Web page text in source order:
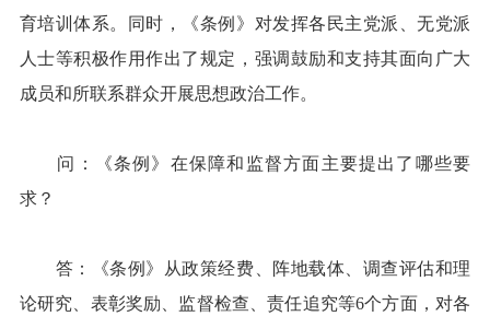
育培训体系。同时，《条例》对发挥各民主党派、无党派
人士等积极作用作出了规定，强调鼓励和支持其面向广大
成员和所联系群众开展思想政治工作。
问：《条例》在保障和监督方面主要提出了哪些要
求？
答：《条例》从政策经费、阵地载体、调查评估和理
论研究、表彰奖励、监督检查、责任追究等6个方面，对各